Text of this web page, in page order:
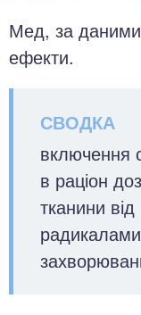
Мед, за
ефекти.
включення
в раціон
тканини
радикалами